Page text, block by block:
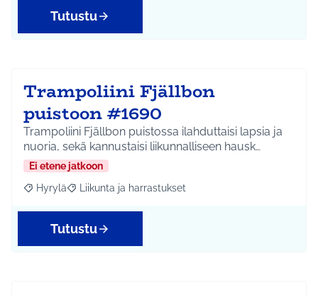
Tutustu
Trampoliini Fjällbon
puistoon #1690
Trampoliini Fjällbon puistossa ilahduttaisi lapsia ja
nuoria, sekä kannustaisi liikunnalliseen hausk…
Ei etene jatkoon
Rajaa tulokset aihepiirin mukaan: Hyrylä
Hyrylä Rajaa tulokset teeman mukaan: Liikunta ja
Liikunta ja harrastukset
Tutustu